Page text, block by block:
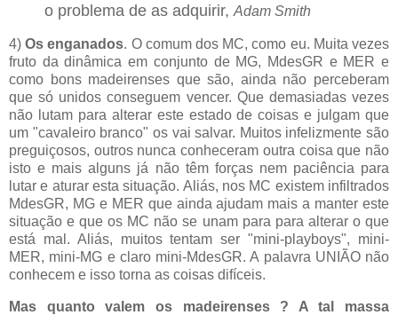
o problema de as adquirir, Adam Smith
4)Os enganados. O comum dos MC, como eu. Muita vezes
fruto da dinâmica em conjuntode MG, MdesGR e MER e
como bons madeirenses que são, ainda não perceberam
que só unidos conseguem vencer. Que demasiadas vezes
não lutam para alterar este estado de coisas e julgam que
um "cavaleiro branco" os vai salvar. Muitos infelizmente são
preguiçosos, outros nunca conheceram outra coisa que não
isto e mais alguns já não têm forças nem paciência para
lutar e aturar esta situação. Aliás, nos MC existem infiltrados
MdesGR, MG e MER que ainda ajudam mais a manter este
situação e que os MC não se unam para para alterar o que
está mal. Aliás, muitos tentam ser "mini-playboys", mini-
MER, mini-MG e claro mini-MdesGR. A palavra UNIÃO não
conhecem e isso torna as coisas difíceis.
Mas quanto valem os madeirenses ? A tal massa